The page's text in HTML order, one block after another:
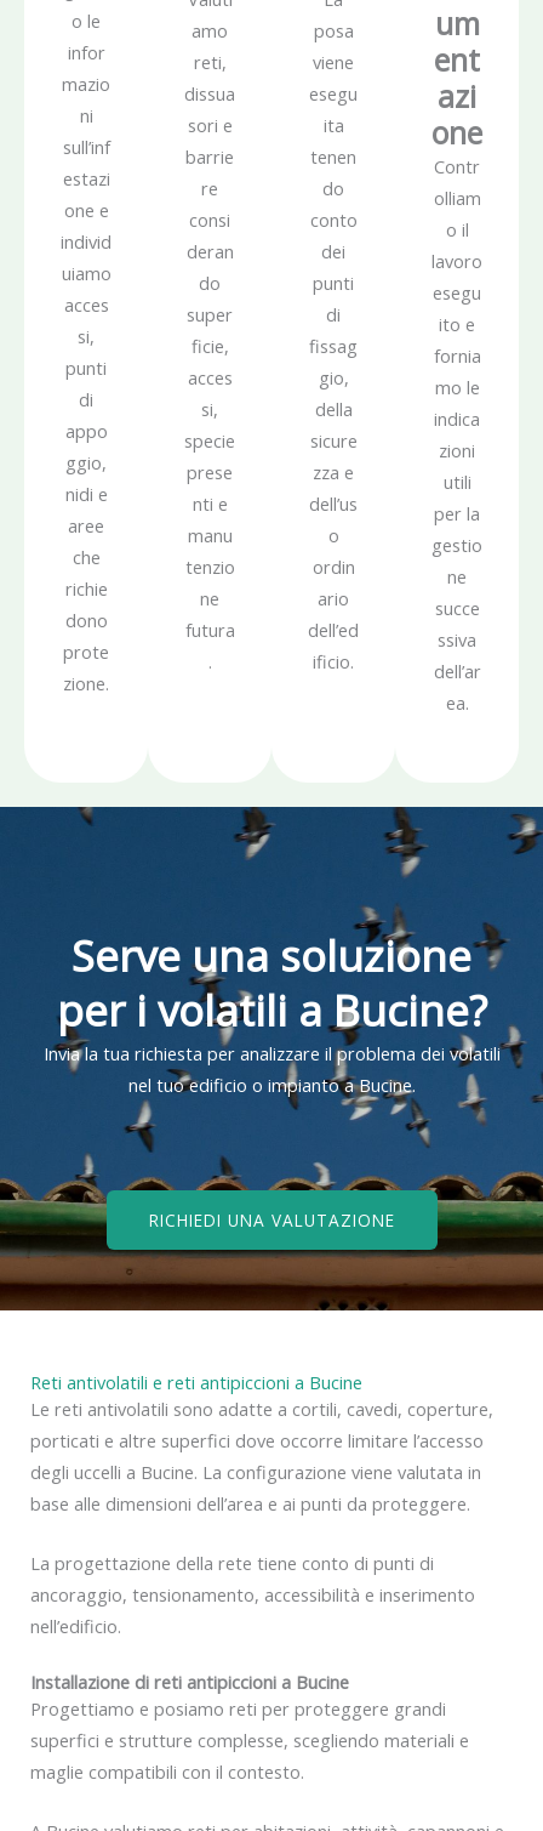
o le
infor
mazio
ni
sull’inf
estazi
one e
individ
uiamo
acces
si,
punti
di
appo
ggio,
nidi e
aree
che
richie
dono
prote
zione.
amo
reti,
dissua
sori e
barrie
re
consi
deran
do
super
ficie,
acces
si,
specie
prese
nti e
manu
tenzio
ne
futura
.
posa
viene
esegu
ita
tenen
do
conto
dei
punti
di
fissag
gio,
della
sicure
zza e
dell’us
o
ordin
ario
dell’ed
ificio.
um
ent
azi
one
Contr
olliam
o il
lavoro
esegu
ito e
fornia
mo le
indica
zioni
utili
per la
gestio
ne
succe
ssiva
dell’ar
ea.
Serve una soluzione
per i volatili a Bucine?
Invia la tua richiesta per analizzare il problema dei volatili
nel tuo edificio o impianto a Bucine.
RICHIEDI UNA VALUTAZIONE
Reti antivolatili e reti antipiccioni a Bucine
Le reti antivolatili sono adatte a cortili, cavedi, coperture,
porticati e altre superfici dove occorre limitare l’accesso
degli uccelli a Bucine. La configurazione viene valutata in
base alle dimensioni dell’area e ai punti da proteggere.
La progettazione della rete tiene conto di punti di
ancoraggio, tensionamento, accessibilità e inserimento
nell’edificio.
Installazione di reti antipiccioni a Bucine
Progettiamo e posiamo reti per proteggere grandi
superfici e strutture complesse, scegliendo materiali e
maglie compatibili con il contesto.